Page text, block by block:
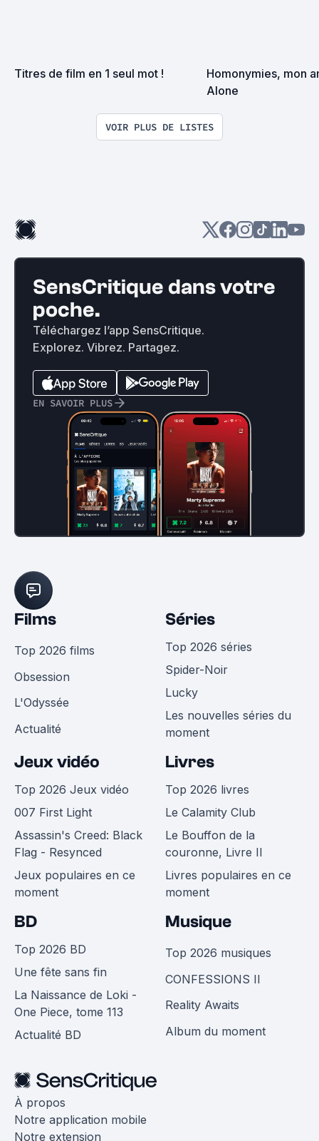
Titres de film en 1 seul mot !
Homonymies, mon
Alone
VOIR PLUS DE LISTES
SensCritique dans votre
poche.
Téléchargez l’app SensCritique.
Explorez. Vibrez. Partagez.
EN SAVOIR PLUS
Films
Top 2026 films
Obsession
L'Odyssée
Actualité
Séries
Top 2026 séries
Spider-Noir
Lucky
Les nouvelles séries du
moment
Jeux vidéo
Top 2026 Jeux vidéo
007 First Light
Assassin's Creed: Black
Flag - Resynced
Jeux populaires en ce
moment
Livres
Top 2026 livres
Le Calamity Club
Le Bouffon de la
couronne, Livre II
Livres populaires en ce
moment
BD
Top 2026 BD
Une fête sans fin
La Naissance de Loki -
One Piece, tome 113
Actualité BD
Musique
Top 2026 musiques
CONFESSIONS II
Reality Awaits
Album du moment
À propos
Notre application mobile
Notre extension